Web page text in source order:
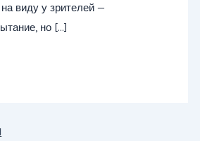
виду у зрителей —
но […]